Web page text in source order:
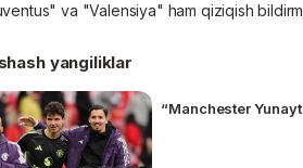
va "Valensiya" ham qiziqish
yangiliklar
“Manchester